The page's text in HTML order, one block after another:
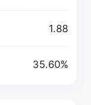
1.88
35.60%